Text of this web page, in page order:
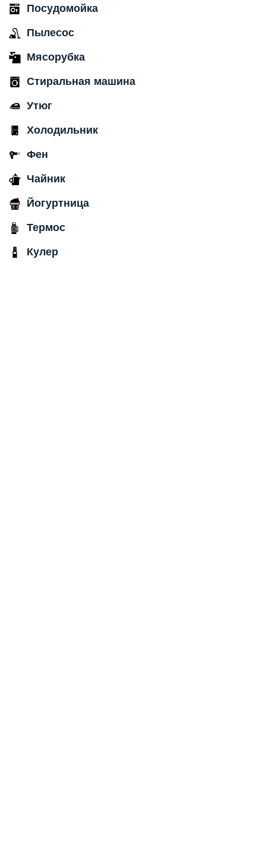
Посудомойка
Пылесос
Мясорубка
Стиральная машина
Утюг
Холодильник
Фен
Чайник
Йогуртница
Термос
Кулер